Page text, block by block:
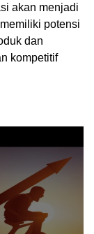
akan menjadi
potensi
dan
kompetitif